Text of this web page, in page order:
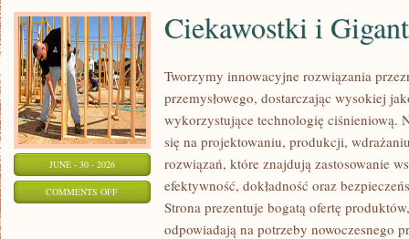
JUNE - 30 - 2026
COMMENTS OFFON
CIEKAWOSTKI
Ciekawostki i
Tworzymy innowacyjne rozwiązania
przemysłowego, dostarczając wysokiej
wykorzystujące technologię ciśnieniową.
się na projektowaniu, produkcji,
rozwiązań, które znajdują zastosowanie
efektywność, dokładność oraz
Strona prezentuje bogatą ofertę
odpowiadają na potrzeby nowoczesnego